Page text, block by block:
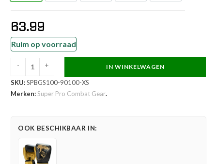
63.99
Ruim op voorraad
Pro
Combat
Undisputed
- + IN WINKELWAGEN
SKU:SPBGS100-90100-XS
Merken:Super Pro Combat Gear.
OOK BESCHIKBAAR IN: